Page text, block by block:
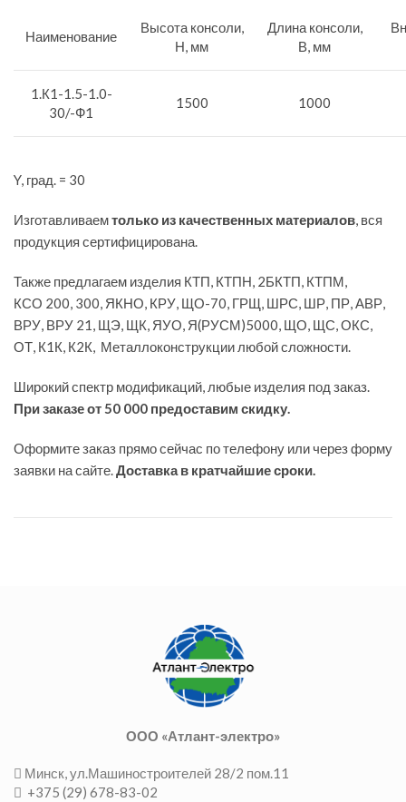
Наименование
Высота консоли,
Н, мм
Длина консоли,
В, мм
1.К1-1.5-1.0-
30/-Ф1
1500 1000
Y, град. = 30
Изготавливаемтолько из качественных материалов, вся
продукция сертифицирована.
Также предлагаем изделия КТП, КТПН, 2БКТП, КТПМ,
КСО 200, 300, ЯКНО, КРУ, ЩО-70, ГРЩ, ШРС, ШР, ПР, АВР,
ВРУ, ВРУ 21, ЩЭ, ЩК, ЯУО, Я(РУСМ)5000, ЩО, ЩС, ОКС,
ОТ, К1К, К2К, Металлоконструкции любой сложности.
Широкий спектр модификаций, любые изделия под заказ.
При заказе от 50 000 предоставим скидку.
Оформите заказ прямо сейчас по телефону или через форму
заявки на сайте.Доставка в кратчайшие сроки.
ООО «Атлант-электро»
Минск, ул.Машиностроителей 28/2 пом.11
+375 (29) 678-83-02